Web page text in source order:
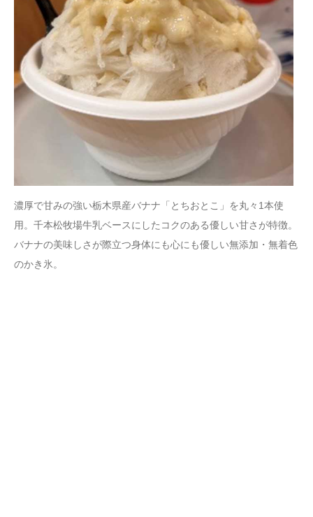
濃厚で甘みの強い栃木県産バナナ「とちおとこ」を丸々1本使
用。千本松牧場牛乳ベースにしたコクのある優しい甘さが特徴。
バナナの美味しさが際立つ身体にも心にも優しい無添加・無着色
のかき氷。